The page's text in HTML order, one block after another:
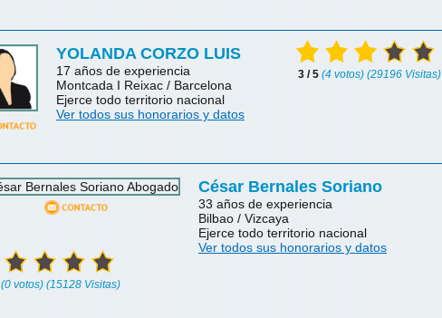
YOLANDA CORZO LUIS
17 años de experiencia
Montcada I Reixac / Barcelona
Ejerce todo territorio nacional
Ver todos sus honorarios y datos
3 / 5 (4 votos) (29196 Visitas)
César Bernales Soriano
33 años de experiencia
Bilbao / Vizcaya
Ejerce todo territorio nacional
Ver todos sus honorarios y datos
(0 votos) (15128 Visitas)